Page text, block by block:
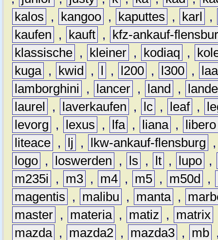
kalos
, kangoo , kaputtes , karl
,
kaufen
, kauft ,
kfz-ankauf-
klassische , kleiner , kodiaq ,
kuga , kwid , l , l200 , l300 ,
lamborghini
, lancer , land ,
laurel
, laverkaufen , lc , leaf ,
levorg
, lexus , lfa , liana ,
libero
liteace , lj , lkw-ankauf-flensburg
logo , loswerden , ls , lt , lupo ,
m235i
, m3 , m4 , m5 , m50d ,
magentis
, malibu , manta ,
master , materia , matiz , matrix
mazda , mazda2 , mazda3 , mb